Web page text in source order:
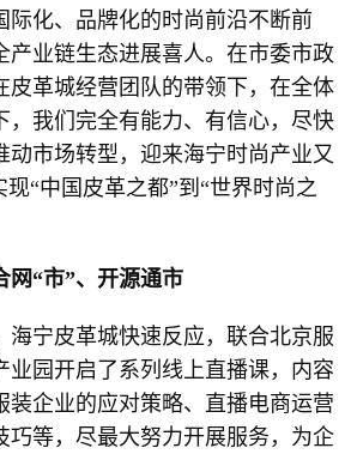
际化、品牌化的时尚前沿不断前
产业链生态进展喜人。在市委市政
皮革城经营团队的带领下，在全体
，我们完全有能力、有信心，尽快
动市场转型，迎来海宁时尚产业又
现“中国皮革之都”到“世界时尚之
网“市”、开源通市
宁皮革城快速反应，联合北京服
业园开启了系列线上直播课，内容
装企业的应对策略、直播电商运营
巧等，尽最大努力开展服务，为企